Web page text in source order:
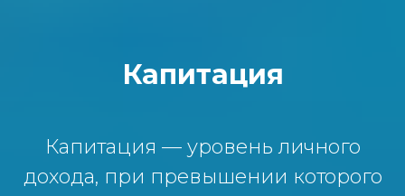
Капитация
Капитация — уровень личного
дохода, при превышении которого